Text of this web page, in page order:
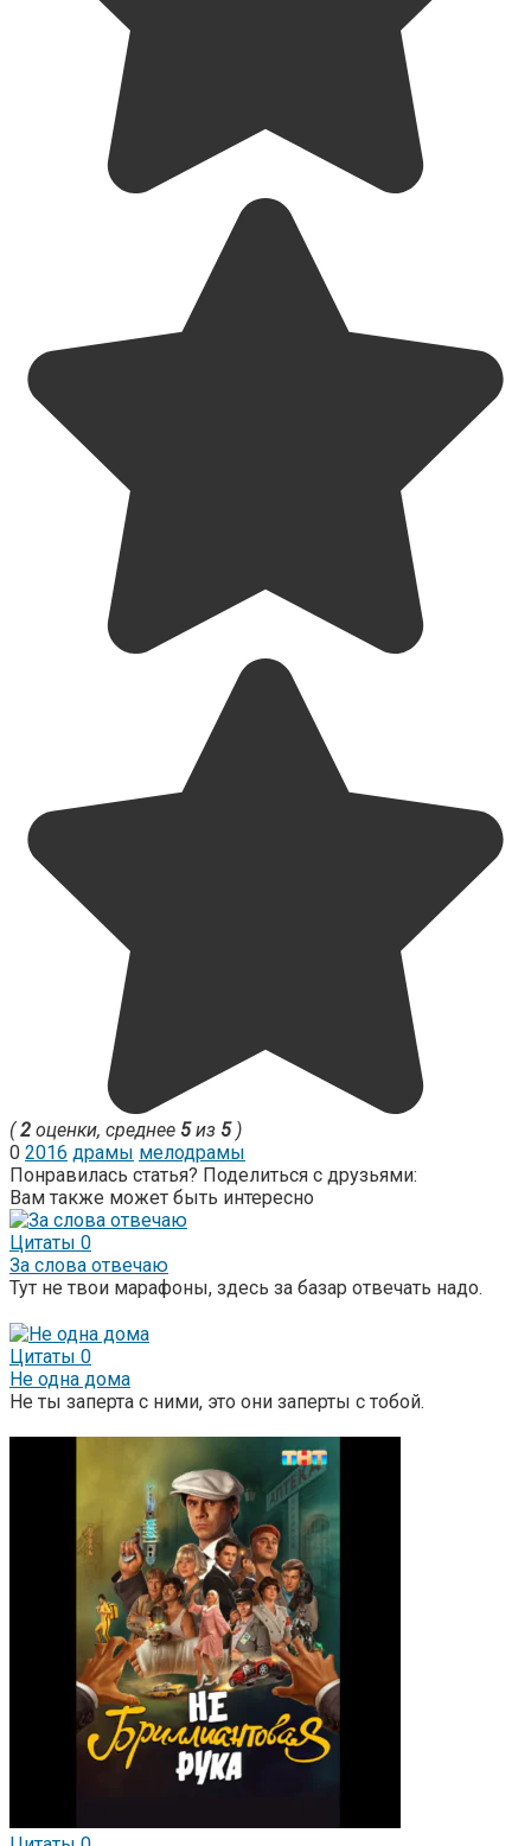
(2 оценки, среднее 5из 5)
0 2016 драмы мелодрамы
Понравилась статья? Поделиться с друзьями:
Вам также может быть интересно
Цитаты 0
За слова отвечаю
Тут не твои марафоны, здесь за базар отвечать надо.
Цитаты 0
Не одна дома
Не ты заперта с ними, это они заперты с тобой.